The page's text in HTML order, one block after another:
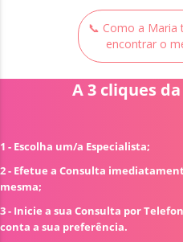
📞 Como a Maria
encontrar o
A 3 cliques
1 - Escolha um/a Especialista;
2 - Efetue a Consulta
mesma;
3 - Inicie a sua Consulta por
conta a sua preferência.